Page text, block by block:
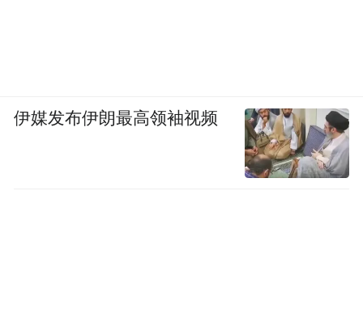
伊媒发布伊朗最高领袖视频